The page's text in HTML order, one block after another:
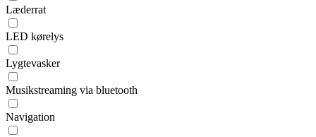
Læderrat
LED kørelys
Lygtevasker
Musikstreaming via bluetooth
Navigation